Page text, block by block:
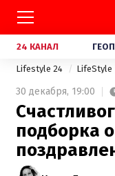
24 КАНАЛ
Lifestyle 24 LifeStyle
30 декабря, 19:00
подборка